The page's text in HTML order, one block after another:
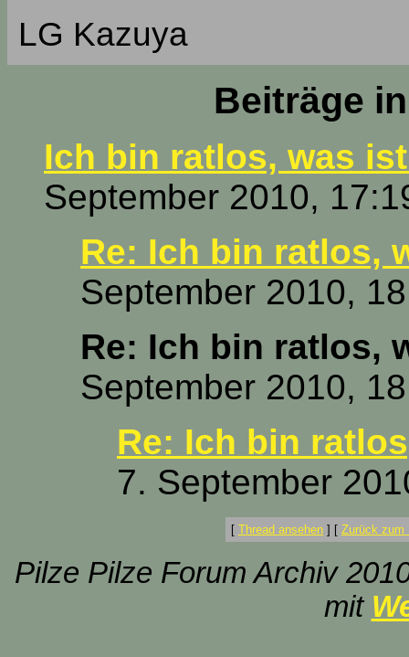
LG Kazuya
Beiträge
Ich bin ratlos, was
September 2010,
Re: Ich bin ratlos,
September 2010,
Re: Ich bin ratlos,
September 2010,
Re: Ich bin
7. September
[ Thread ansehen ] [ Zurück zum
Pilze Pilze Forum Archiv
mit